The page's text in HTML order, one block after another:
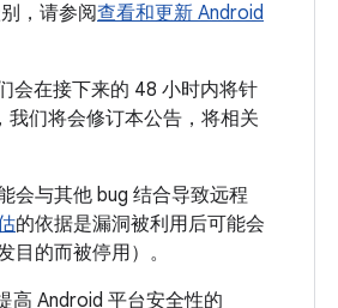
，请参阅查看和更新 Android
会在接下来的 48 小时内将针
我们将会修订本公告，将相关
会与其他 bug 结合导致远程
的依据是漏洞被利用后可能会
的而被停用）。
高 Android 平台安全性的